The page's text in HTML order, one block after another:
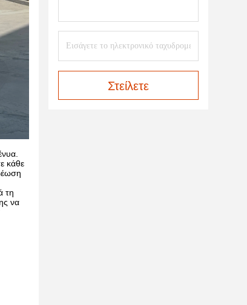
κάθε
τη
να
Στείλετε